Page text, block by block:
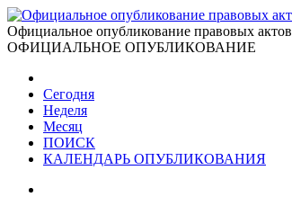
Официальное опубликование правовых актов
ОФИЦИАЛЬНОЕ ОПУБЛИКОВАНИЕ
Сегодня
Неделя
Месяц
ПОИСК
КАЛЕНДАРЬ ОПУБЛИКОВАНИЯ